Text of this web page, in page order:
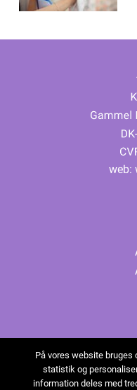
web:
På vores website
statistik og
information deles med